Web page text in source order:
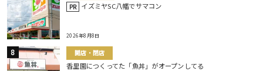
PR イズミヤSC八幡でサマコン
2026年8月8日
開店・閉店
香里園につくってた「魚丼」がオープンしてる